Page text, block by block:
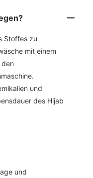
Stoffes zu
mit einem
und
des Hijab
und